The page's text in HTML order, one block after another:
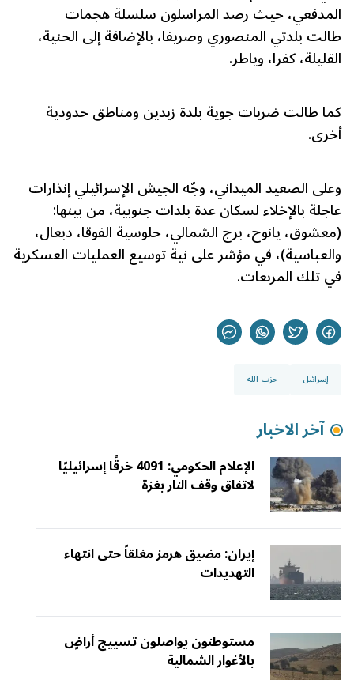
المدفعي، حيث رصد المراسلون سلسلة هجمات
طالت بلدتي المنصوري وصريفا، بالإضافة إلى الحنية،
القليلة، كفرا، وياطر.
كما طالت ضربات جوية بلدة زبدين ومناطق حدودية
أخرى.
وعلى الصعيد الميداني، وجّه الجيش الإسرائيلي إنذارات
عاجلة بالإخلاء لسكان عدة بلدات جنوبية، من بينها:
(معشوق، يانوح، برج الشمالي، حلوسية الفوقا، دبعال،
والعباسية)، في مؤشر على نية توسيع العمليات العسكرية
في تلك المربعات.
إسرائيل حزب الله
آخر الاخبار
الإعلام الحكومي: 4091 خرقًا إسرائيليًا
لاتفاق وقف النار بغزة
إيران: مضيق هرمز مغلقاً حتى انتهاء
التهديدات
مستوطنون يواصلون تسييج أراضٍ
بالأغوار الشمالية